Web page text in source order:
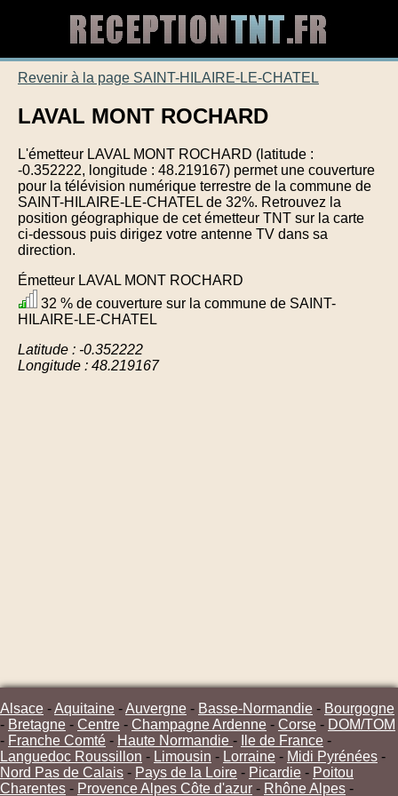
Revenir à la page SAINT-HILAIRE-LE-CHATEL
LAVAL MONT ROCHARD
L'émetteur LAVAL MONT ROCHARD (latitude :
-0.352222, longitude : 48.219167) permet une couverture
pour la télévision numérique terrestre de la commune de
SAINT-HILAIRE-LE-CHATEL de 32%. Retrouvez la
position géographique de cet émetteur TNT sur la carte
ci-dessous puis dirigez votre antenne TV dans sa
direction.
Émetteur LAVAL MONT ROCHARD
32 % de couverture sur la commune de SAINT-
HILAIRE-LE-CHATEL
Latitude : -0.352222
Longitude : 48.219167
Alsace -Aquitaine -Auvergne - Basse-Normandie - Bourgogne
- Bretagne - Centre - Champagne Ardenne - Corse - DOM/TOM
- Franche Comté - Haute Normandie - Ile de France -
Languedoc Roussillon - Limousin - Lorraine - Midi Pyrénées -
Nord Pas de Calais - Pays de la Loire - Picardie - Poitou
Charentes - Provence Alpes Côte d'azur - Rhône Alpes -